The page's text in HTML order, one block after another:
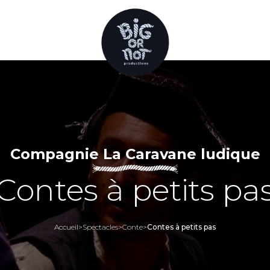
Compagnie La Caravane ludique
à petits
Accueil>Spectacles>Conte>Contes à petits pas